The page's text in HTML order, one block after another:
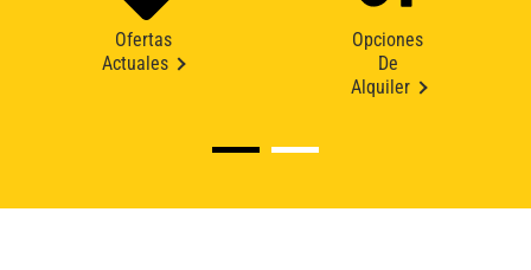
Ofertas
Actuales
Opciones
De
Alquiler